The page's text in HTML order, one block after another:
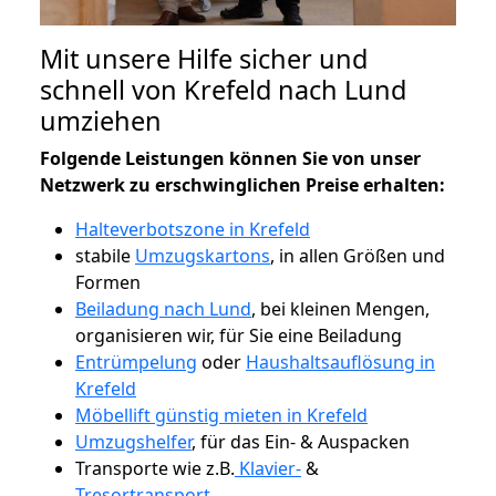
Mit unsere Hilfe sicher und
schnell von Krefeld nach Lund
umziehen
Folgende Leistungen können Sie von unser
Netzwerk zu erschwinglichen Preise erhalten:
Halteverbotszone in Krefeld
stabile Umzugskartons, in allen Größen und
Formen
Beiladung nach Lund, bei kleinen Mengen,
organisieren wir, für Sie eine Beiladung
Entrümpelung oder Haushaltsauflösung in
Krefeld
Möbellift günstig mieten in Krefeld
Umzugshelfer, für das Ein- & Auspacken
Transporte wie z.B. Klavier-&